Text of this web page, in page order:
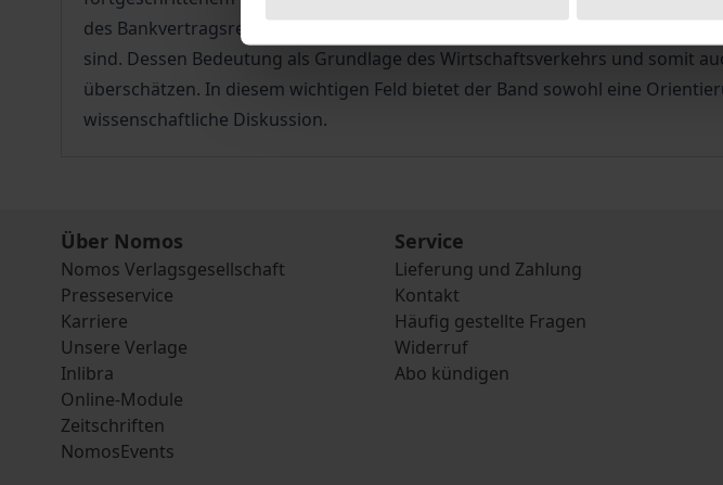
des Bankvertragsrechts entwickelt, die über diesen Bereich hinaus von
sind. Dessen Bedeutung als Grundlage des Wirtschaftsverkehrs und somit
überschätzen. In diesem wichtigen Feld bietet der Band sowohl eine
wissenschaftliche Diskussion.
Über Nomos
Nomos Verlagsgesellschaft
Presseservice
Karriere
Unsere Verlage
Inlibra
Online-Module
Zeitschriften
NomosEvents
Service
Lieferung und Zahlung
Kontakt
Häufig gestellte Fragen
Widerruf
Abo kündigen